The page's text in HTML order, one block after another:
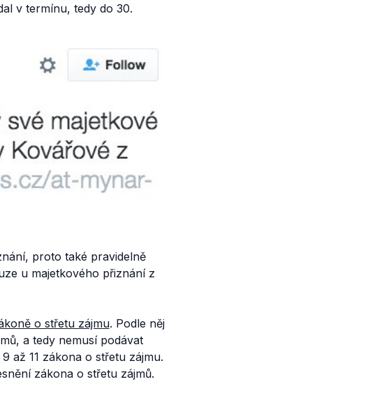
v termínu, tedy do 30.
proto také pravidelně
u majetkového přiznání z
o střetu zájmu. Podle něj
a tedy nemusí podávat
až 11 zákona o střetu zájmu.
zákona o střetu zájmů.